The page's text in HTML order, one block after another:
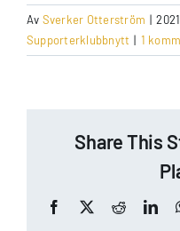
Av Sverker Otterström |
Supporterklubbnytt | 1
Share This
Facebook
X Reddit